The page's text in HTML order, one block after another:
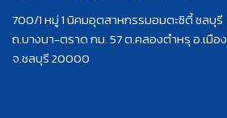
700/1 หมู่ 1 นิคมอุตสาหกรรมอมตะซิตี้ ชลบุรี
ถ.บางนา-ตราด กม. 57 ต.คลองตำหรุ อ.เมือง
จ.ชลบุรี 20000